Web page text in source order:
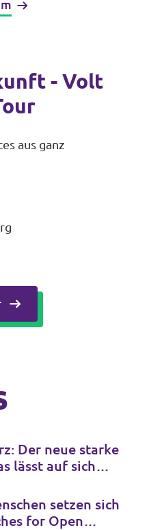
- Volt
aus ganz
Der neue starke
lässt auf sich
setzen sich
for Open